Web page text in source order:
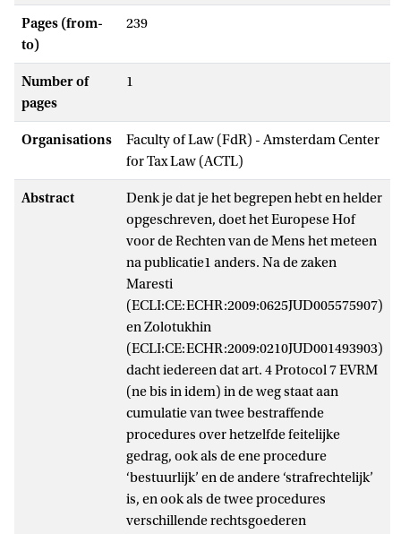
Pages (from-
to)
239
Number of
pages
1
Organisations
Faculty of Law (FdR) - Amsterdam Center
for Tax Law (ACTL)
Abstract
Denk je dat je het begrepen hebt en helder
opgeschreven, doet het Europese Hof
voor de Rechten van de Mens het meteen
na publicatie1 anders. Na de zaken
Maresti
(ECLI:CE:ECHR:2009:0625JUD005575907)
en Zolotukhin
(ECLI:CE:ECHR:2009:0210JUD001493903)
dacht iedereen dat art. 4 Protocol 7 EVRM
(ne bis in idem) in de weg staat aan
cumulatie van twee bestraffende
procedures over hetzelfde feitelijke
gedrag, ook als de ene procedure
‘bestuurlijk’ en de andere ‘strafrechtelijk’
is, en ook als de twee procedures
verschillende rechtsgoederen